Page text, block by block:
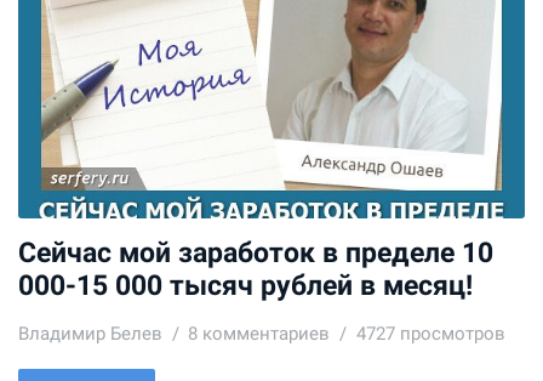
Сейчас мой заработок в пределе 10
000-15 000 тысяч рублей в месяц!
Владимир Белев 8 комментариев 4727 просмотров